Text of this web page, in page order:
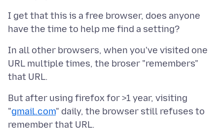
I get that this is a free browser, does anyone
In all other browsers, when you've visited one
URL multiple times, the broser "remembers"
But after using firefox for >1 year, visiting
"gmail.com" daily, the browser still refuses to